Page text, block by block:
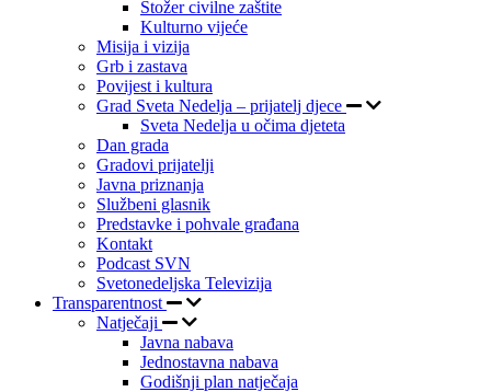
Stožer civilne zaštite
Kulturno vijeće
Misija i vizija
Grb i zastava
Povijest i kultura
Grad Sveta Nedelja – prijatelj djece
Sveta Nedelja u očima djeteta
Dan grada
Gradovi prijatelji
Javna priznanja
Službeni glasnik
Predstavke i pohvale građana
Kontakt
Podcast SVN
Svetonedeljska Televizija
Transparentnost
Natječaji
Javna nabava
Jednostavna nabava
Godišnji plan natječaja